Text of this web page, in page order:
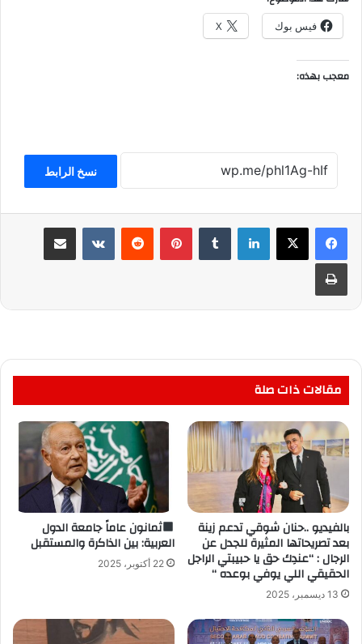
فيس بوك X
معجب بهذه:
نسخ الرابط
لينكدإن بينتيريست مشاركة عبر البريد
طباعة
مقالات ذات صلة
بالفيديو ..حنان شوقي تدعم زينة
بعد تصريحاتها المثيرة للجدل عن
الرجال : “عندِك حق يا حبيبتي الراجل
الحقيقي اللي يوفي بوعده “
13 ديسمبر، 2025
ثمانون عاماً جامعة الدول
العربية: بين الذاكرة والمستقبل
22 أكتوبر، 2025